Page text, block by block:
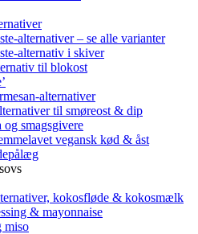
alternativer – se alle varianter
alternativ i skiver
til blokost
alternativer
til smøreost & dip
smagsgivere
vegansk kød & åst
kokosfløde & kokosmælk
& mayonnaise
miso